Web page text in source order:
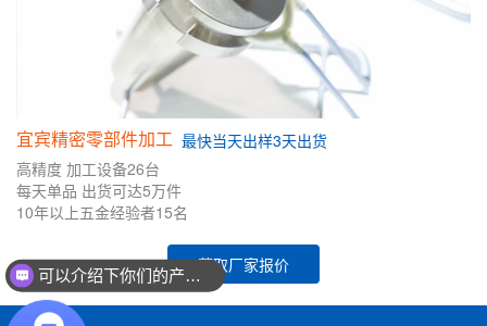
宜宾精密零部件加工 最快当天出样3天出货
高精度 加工设备26台
每天单品 出货可达5万件
10年以上五金经验者15名
获取厂家报价
可以介绍下你们的产品么？
你们是怎么收费的呢？